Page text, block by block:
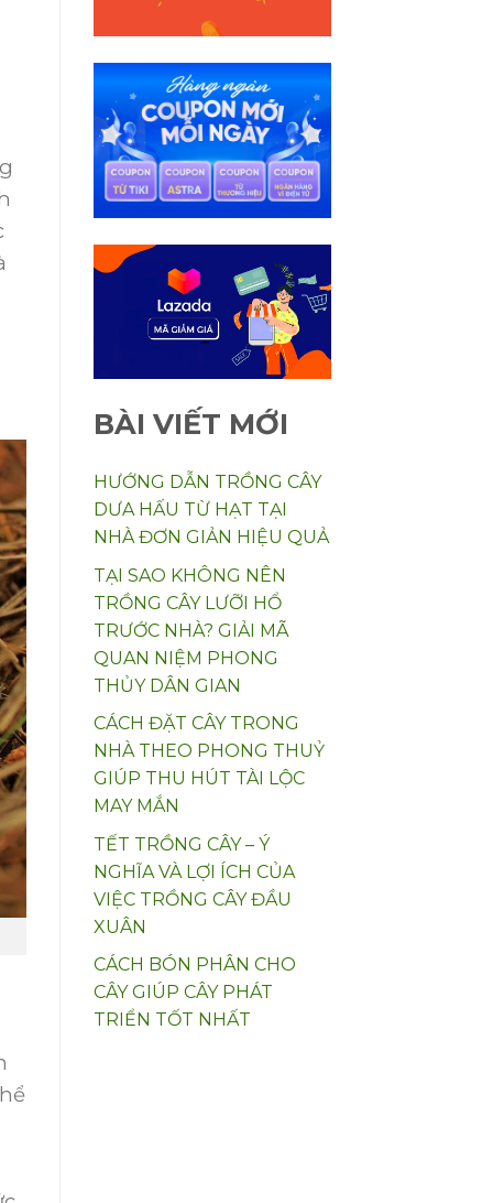
BÀI VIẾT MỚI
HƯỚNG DẪN TRỒNG CÂY
DƯA HẤU TỪ HẠT TẠI
NHÀ ĐƠN GIẢN HIỆU QUẢ
TẠI SAO KHÔNG NÊN
TRỒNG CÂY LƯỠI HỔ
TRƯỚC NHÀ? GIẢI MÃ
QUAN NIỆM PHONG
THỦY DÂN GIAN
CÁCH ĐẶT CÂY TRONG
NHÀ THEO PHONG THUỶ
GIÚP THU HÚT TÀI LỘC
MAY MẮN
TẾT TRỒNG CÂY – Ý
NGHĨA VÀ LỢI ÍCH CỦA
VIỆC TRỒNG CÂY ĐẦU
XUÂN
CÁCH BÓN PHÂN CHO
CÂY GIÚP CÂY PHÁT
TRIỂN TỐT NHẤT